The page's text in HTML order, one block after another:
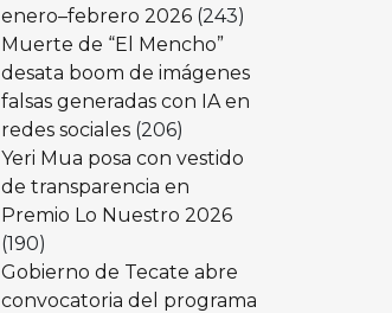
enero–febrero 2026 (243)
Muerte de “El Mencho”
desata boom de imágenes
falsas generadas con IA en
redes sociales (206)
Yeri Mua posa con vestido
de transparencia en
Premio Lo Nuestro 2026
(190)
Gobierno de Tecate abre
convocatoria del programa